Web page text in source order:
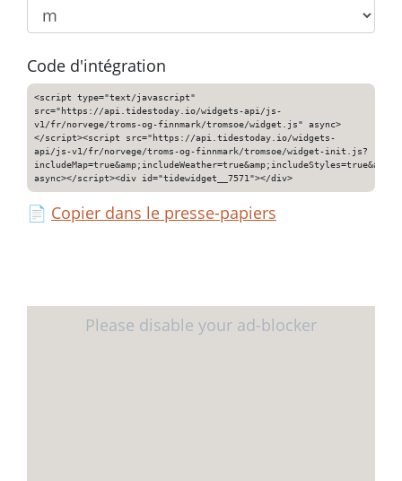
Code d'intégration
<script type="text/javascript"
src="https://api.tidestoday.io/widgets-api/js-
v1/fr/norvege/troms-og-finnmark/tromsoe/widget.js" async>
</script><script src="https://api.tidestoday.io/widgets-
api/js-v1/fr/norvege/troms-og-finnmark/tromsoe/widget-init.js?
async></script><div id="tidewidget__7571"></div>
📄 Copier dans le presse-papiers